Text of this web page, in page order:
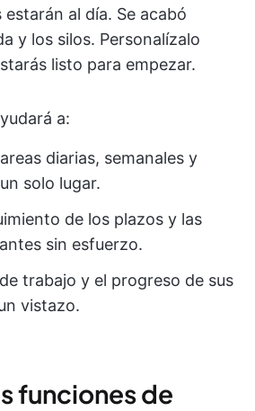
al día. Se acabó
y los silos. Personalízalo
listo para empezar.
a:
diarias, semanales y
solo lugar.
de los plazos y las
sin esfuerzo.
trabajo y el progreso de sus
vistazo.
funciones de